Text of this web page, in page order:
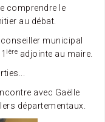
comprendre le
au débat.
municipal
ière adjointe au maire.
avec Gaëlle
départementaux.